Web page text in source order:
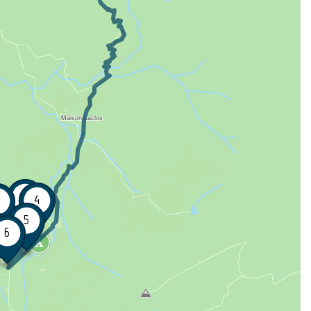
3 4
5
6